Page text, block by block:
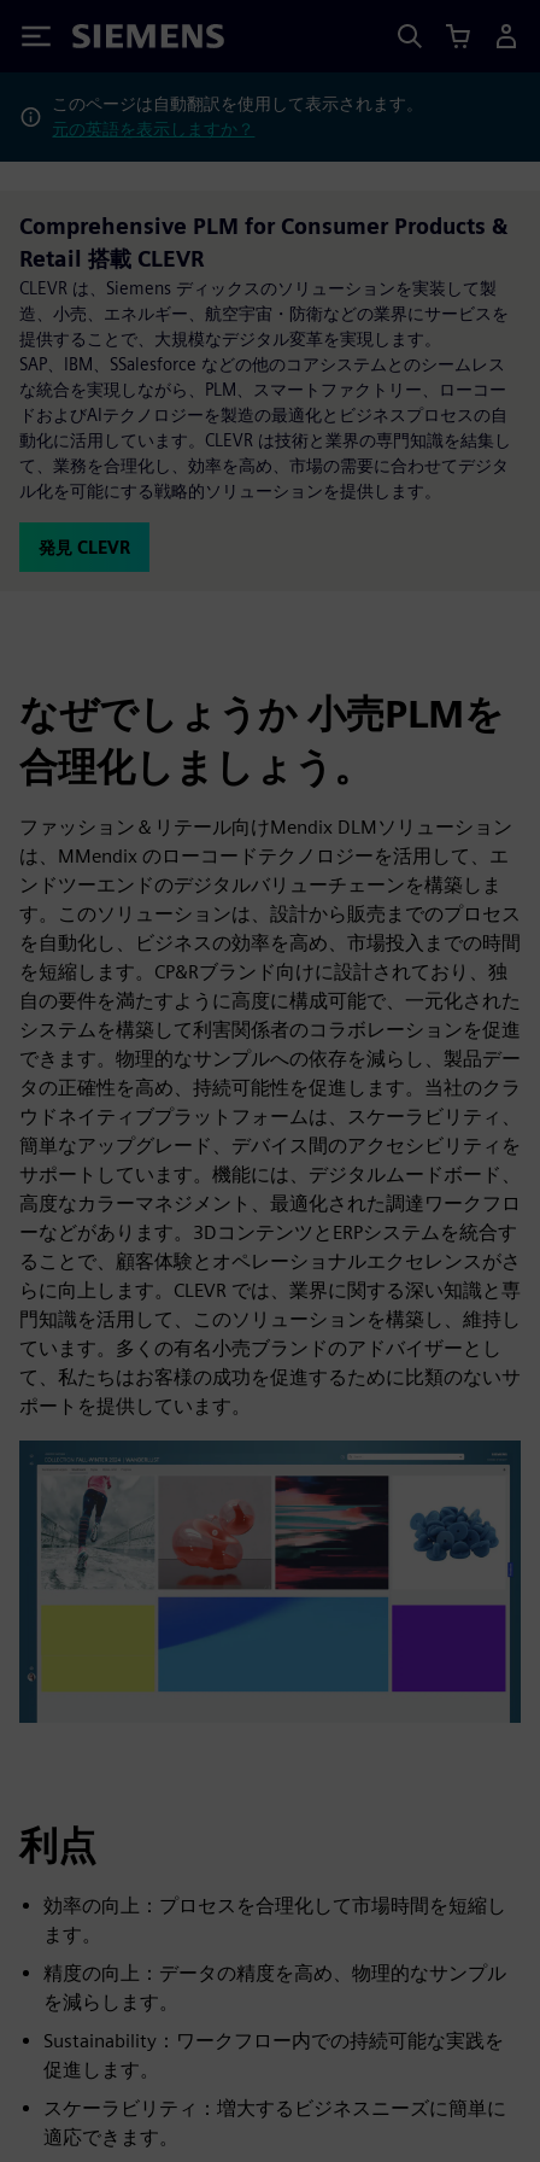
Siemens
このページは自動翻訳を使用して表示されます。
元の英語を表示しますか？
Comprehensive PLM for Consumer Products &
Retail 搭載 CLEVR
CLEVR は、Siemens ディックスのソリューションを実装して製
造、小売、エネルギー、航空宇宙・防衛などの業界にサービスを
提供することで、大規模なデジタル変革を実現します。
SAP、IBM、SSalesforce などの他のコアシステムとのシームレス
な統合を実現しながら、PLM、スマートファクトリー、ローコー
ドおよびAIテクノロジーを製造の最適化とビジネスプロセスの自
動化に活用しています。CLEVR は技術と業界の専門知識を結集し
て、業務を合理化し、効率を高め、市場の需要に合わせてデジタ
ル化を可能にする戦略的ソリューションを提供します。
発見 CLEVR
なぜでしょうか 小売PLMを
合理化しましょう。
ファッション＆リテール向けMendix DLMソリューション
は、MMendix のローコードテクノロジーを活用して、エ
ンドツーエンドのデジタルバリューチェーンを構築しま
す。このソリューションは、設計から販売までのプロセス
を自動化し、ビジネスの効率を高め、市場投入までの時間
を短縮します。CP&Rブランド向けに設計されており、独
自の要件を満たすように高度に構成可能で、一元化された
システムを構築して利害関係者のコラボレーションを促進
できます。物理的なサンプルへの依存を減らし、製品デー
タの正確性を高め、持続可能性を促進します。当社のクラ
ウドネイティブプラットフォームは、スケーラビリティ、
簡単なアップグレード、デバイス間のアクセシビリティを
サポートしています。機能には、デジタルムードボード、
高度なカラーマネジメント、最適化された調達ワークフロ
ーなどがあります。3DコンテンツとERPシステムを統合す
ることで、顧客体験とオペレーショナルエクセレンスがさ
らに向上します。CLEVR では、業界に関する深い知識と専
門知識を活用して、このソリューションを構築し、維持し
ています。多くの有名小売ブランドのアドバイザーとし
て、私たちはお客様の成功を促進するために比類のないサ
ポートを提供しています。
利点
効率の向上：プロセスを合理化して市場時間を短縮し
ます。
精度の向上：データの精度を高め、物理的なサンプル
を減らします。
Sustainability：ワークフロー内での持続可能な実践を
促進します。
スケーラビリティ：増大するビジネスニーズに簡単に
適応できます。